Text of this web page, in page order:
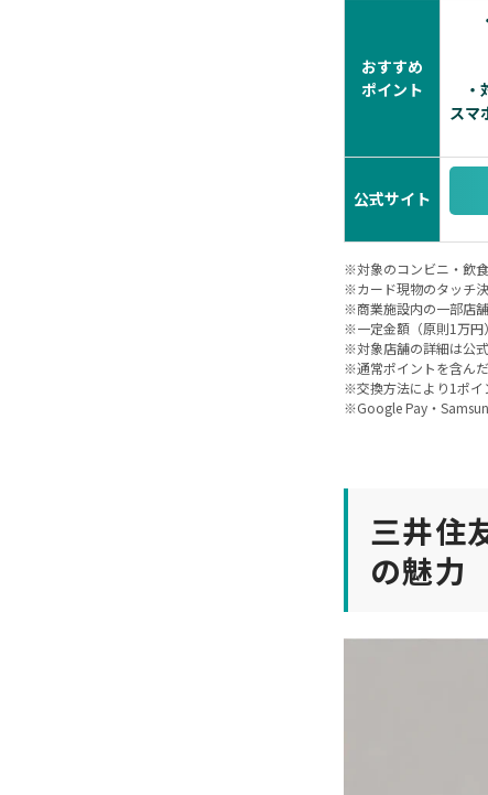
おすすめ
ポイント
スマ
公式サイト
※対象のコンビニ・飲
※カード現物のタッチ
※商業施設内の一部店
※一定金額（原則1万円
※対象店舗の詳細は公
※通常ポイントを含んだ
※交換方法により1ポイ
※Google Pay・
三井住
の魅力